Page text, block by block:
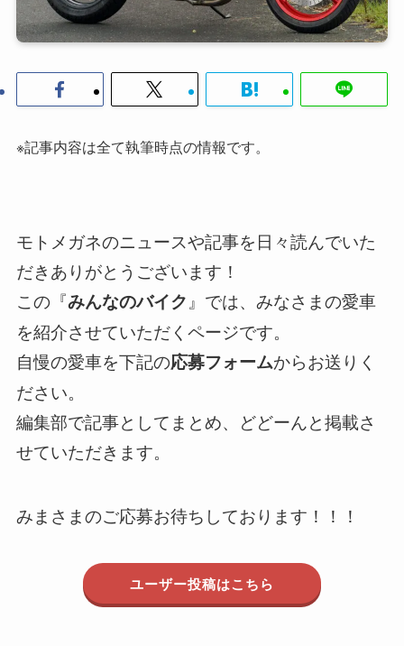
※記事内容は全て執筆時点の情報です。
モトメガネのニュースや記事を日々読んでいた
だきありがとうございます！
この『みんなのバイク 』では、みなさまの愛車
を紹介させていただくページです。
自慢の愛車を下記の応募フォームからお送りく
ださい。
編集部で記事としてまとめ、どどーんと掲載さ
せていただきます。
みまさまのご応募お待ちしております！！！
ユーザー投稿はこちら